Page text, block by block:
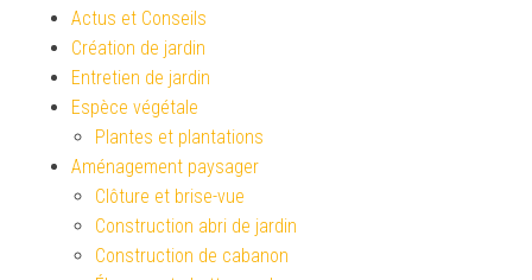
Actus et Conseils
Création de jardin
Entretien de jardin
Espèce végétale
Plantes et plantations
Aménagement paysager
Clôture et brise-vue
Construction abri de jardin
Construction de cabanon